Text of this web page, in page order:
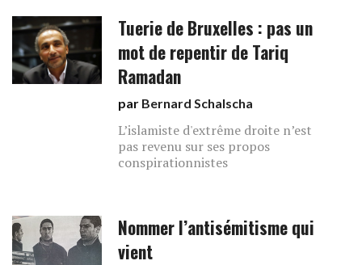
Tuerie de Bruxelles : pas un
mot de repentir de Tariq
Ramadan
par Bernard Schalscha
L’islamiste d'extrême droite n’est
pas revenu sur ses propos
conspirationnistes
Nommer l’antisémitisme qui
vient